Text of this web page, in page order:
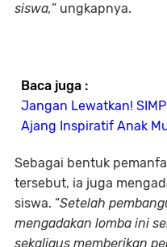
siswa,” ungkapnya.
Baca juga :
Jangan Lewatkan!
Ajang Inspiratif Anak
Sebagai bentuk
tersebut, ia juga
siswa. “Setelah
mengadakan lomba ini
sekaligus memberikan